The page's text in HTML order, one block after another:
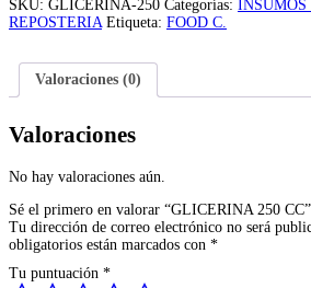
SKU: GLICERINA-250 Categorías: INSUMOS
REPOSTERIA Etiqueta: FOOD C.
Valoraciones (0)
Valoraciones
No hay valoraciones aún.
Sé el primero en valorar “GLICERINA 250 CC”
Tu dirección de correo electrónico no será
obligatorios están marcados con *
Tu puntuación *